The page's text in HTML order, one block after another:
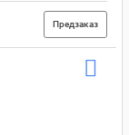
Предзаказ